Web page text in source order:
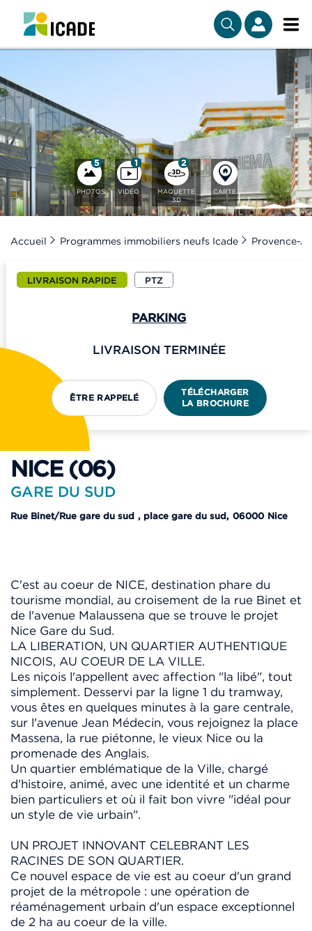
5
PHOTOS
1
VIDÉO
2
MAQUETTE
3D
CARTE
Accueil Programmes immobiliers neufs Icade Provence-
LIVRAISON RAPIDE PTZ
PARKING
LIVRAISON TERMINÉE
ÊTRE RAPPELÉ
TÉLÉCHARGER
LA BROCHURE
NICE (06)
GARE DU SUD
Rue Binet/Rue gare du sud , place gare du sud, 06000 Nice
C'est au coeur de NICE, destination phare du
tourisme mondial, au croisement de la rue Binet et
de l'avenue Malaussena que se trouve le projet
Nice Gare du Sud.
LA LIBERATION, UN QUARTIER AUTHENTIQUE
NICOIS, AU COEUR DE LA VILLE.
Les niçois l'appellent avec affection "la libé", tout
simplement. Desservi par la ligne 1 du tramway,
vous êtes en quelques minutes à la gare centrale,
sur l'avenue Jean Médecin, vous rejoignez la place
Massena, la rue piétonne, le vieux Nice ou la
promenade des Anglais.
Un quartier emblématique de la Ville, chargé
d'histoire, animé, avec une identité et un charme
bien particuliers et où il fait bon vivre "idéal pour
un style de vie urbain".
UN PROJET INNOVANT CELEBRANT LES
RACINES DE SON QUARTIER.
Ce nouvel espace de vie est au coeur d'un grand
projet de la métropole : une opération de
réaménagement urbain d'un espace exceptionnel
de 2 ha au coeur de la ville.